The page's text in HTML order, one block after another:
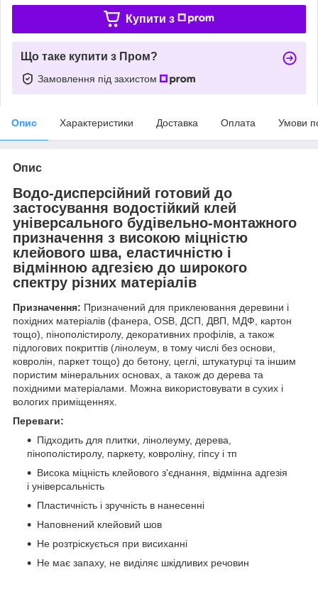
Купити з
Що таке купити з Пром?
Замовлення під захистом
Опис Характеристики Доставка Оплата Умови
Опис
Водо-дисперсійний готовий до
застосування водостійкий клей
універсального будівельно-монтажного
призначення з високою міцністю
клейового шва, еластичністю і
відмінною адгезією до широкого
спектру різних матеріалів
Призначення: Призначений для приклеювання деревини і
похідних матеріалів (фанера, OSB, ДСП, ДВП, МДФ, картон
тощо), пінополістиролу, декоративних профілів, а також
підлогових покриттів (лінолеум, в тому числі без основи,
ковролін, паркет тощо) до бетону, цеглі, штукатурці та іншим
пористим мінеральних основах, а також до дерева та
похідними матеріалами. Можна використовувати в сухих і
вологих приміщеннях.
Переваги:
Підходить для плитки, лінолеуму, дерева,
пінополістиролу, паркету, ковроліну, гіпсу і тп
Висока міцність клейового з'єднання, відмінна адгезія
і універсальність
Пластичність і зручність в нанесенні
Наповнений клейовий шов
Не розтріскується при висиханні
Не має запаху, не виділяє шкідливих речовин